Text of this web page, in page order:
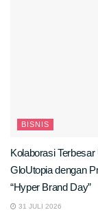
BISNIS
Kolaborasi
GloUtopia dengan
“Hyper Brand Day”
31 JULI 2026